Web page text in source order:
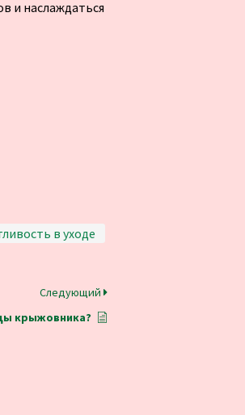
и наслаждаться
в уходе
Следующий
крыжовника?